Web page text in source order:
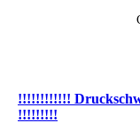
!!!!!!!!!!!!
!!!!!!!!!